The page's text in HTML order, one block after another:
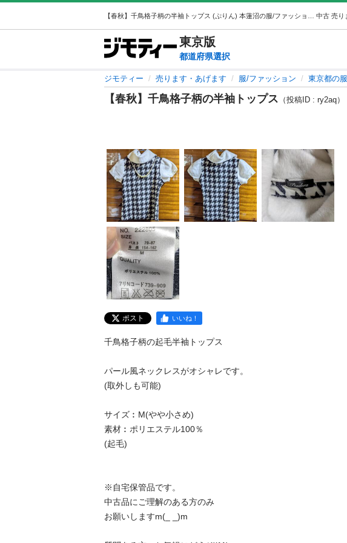
中古 売り
東京版
都道府県選択
ジモティー 売ります・あげます 服/ファッション 東京都の
【春秋】千鳥格子柄の半袖トップス （投稿ID : ry2aq）
ポスト いいね！
千鳥格子柄の起毛半袖トップス
パール風ネックレスがオシャレです。
(取外しも可能)
サイズ︰М(やや小さめ)
素材︰ポリエステル100％
(起毛)
※自宅保管品です。
中古品にご理解のある方のみ
お願いしますm(_ _)m